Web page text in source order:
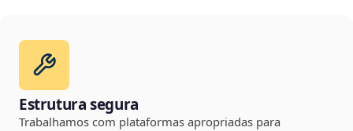
Estrutura segura
Trabalhamos com plataformas apropriadas para